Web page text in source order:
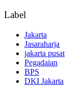
Label
Jakarta
Jasaraharja
jakarta pusat
Pegadaian
BPS
DKI Jakarta